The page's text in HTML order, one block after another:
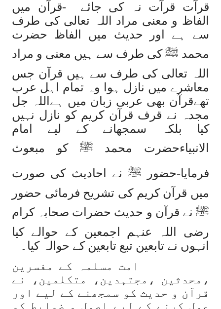
قرآت قرآت نہ کی جائے -قرآن میں
الفاظ و معنی مراد اللہ تعالی کی طرف
سے ہے اور حدیث میں الفاظ حضرت
محمد ﷺ کی طرف سے ہیں معنی و مراد
اللہ تعالی کی طرف سے ہیں قرآن جس
معاشرے میں نازل ہوا وہ تمام اہل عرب
تھےقرآن بھی عربی زبان میں ہےاللہ جل
مجدہ نے قرف قرآن کریم کو نازل نہیں
کیا بلکہ سمجھانے کے لیے امام
الانبیاءحضرت محمد ﷺ کو مبعوث
فرمایا-حضور ﷺ نے احادیث کی صورت
میں قرآن کریم کی تشریح فرمائی حضور
ﷺ نے قرآن و حدیث حضرات صحابہ کرام
رضی اللہ عنہم اجمعین کے حوالے کیا
انہوں نے تابعین تبع تابعین کے حوالہ کیا۔
امت مسلمہ کے مفسرین
،محدثین ،مجتہدین، متکلمین، نے
قرآن و حدیث کو سمجھنے کے لیے اور
عمل کرنے کے لیے اصول و ضوابط کو